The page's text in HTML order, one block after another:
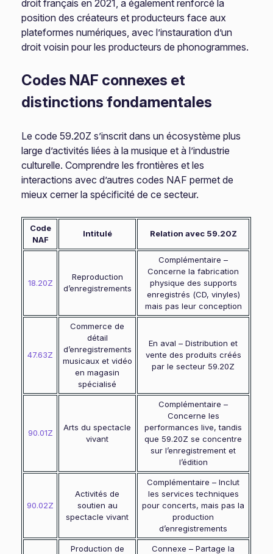
droit français en 2021, a également renforcé la
position des créateurs et producteurs face aux
plateformes numériques, avec l’instauration d’un
droit voisin pour les producteurs de phonogrammes.
Codes NAF connexes et
distinctions fondamentales
Le code 59.20Z s’inscrit dans un écosystème plus
large d’activités liées à la musique et à l’industrie
culturelle. Comprendre les frontières et les
interactions avec d’autres codes NAF permet de
mieux cerner la spécificité de ce secteur.
Code
NAF
Intitulé Relation avec 59.20Z
18.20Z
Reproduction
d’enregistrements
Complémentaire –
Concerne la fabrication
physique des supports
enregistrés (CD, vinyles)
mais pas leur conception
47.63Z
Commerce de
détail
d’enregistrements
musicaux et vidéo
en magasin
spécialisé
En aval – Distribution et
vente des produits créés
par le secteur 59.20Z
90.01Z
Arts du spectacle
vivant
Complémentaire –
Concerne les
performances live, tandis
que 59.20Z se concentre
sur l’enregistrement et
l’édition
90.02Z
Activités de
soutien au
spectacle vivant
Complémentaire – Inclut
les services techniques
pour concerts, mais pas la
production
d’enregistrements
Production de
Connexe – Partage la